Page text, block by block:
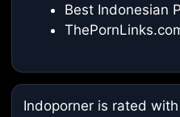
Best Indonesian
Indoporner is rated